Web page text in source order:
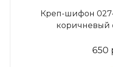
Креп-шифон
коричневый
650